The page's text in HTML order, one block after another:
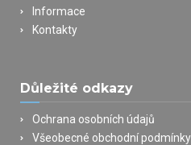
Informace
Kontakty
Důležité odkazy
Ochrana osobních údajů
Všeobecné obchodní podmínky